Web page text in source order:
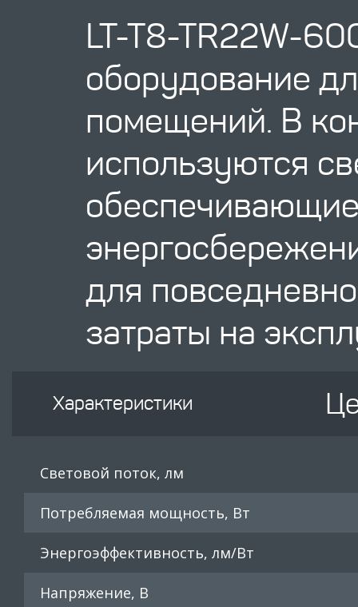
LT-T8-TR22W-
оборудование
помещений. В
используются
для
затраты на
Характеристики
Световой поток, лм
Потребляемая мощность, Вт
Энергоэффективность, лм/Вт
Напряжение, В